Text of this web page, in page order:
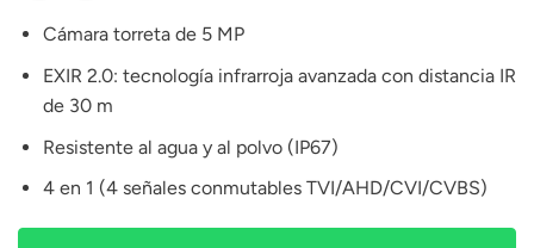
Cámara torreta de 5 MP
EXIR 2.0: tecnología infrarroja avanzada con distancia IR
de 30 m
Resistente al agua y al polvo (IP67)
4 en 1 (4 señales conmutables TVI/AHD/CVI/CVBS)